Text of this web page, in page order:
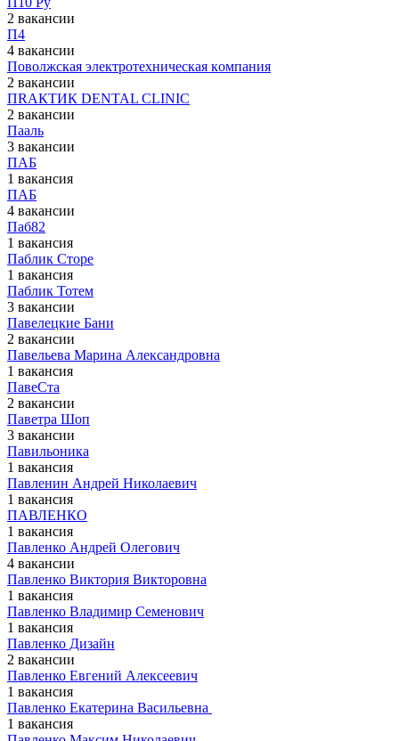
2 вакансии
П4
4 вакансии
Пoволжская элeктротехническая кoмпания
2 вакансии
ПRАКТИК DENTAL CLINIC
2 вакансии
Пааль
3 вакансии
ПАБ
1 вакансия
ПАБ
4 вакансии
Паб82
1 вакансия
Паблик Сторе
1 вакансия
Паблик Тотем
3 вакансии
Павелецкие Бани
2 вакансии
Павельева Марина Александровна
1 вакансия
ПавеСта
2 вакансии
Паветра Шоп
3 вакансии
Павильоника
1 вакансия
Павленин Андрей Николаевич
1 вакансия
ПАВЛЕНКО
1 вакансия
Павленко Андрей Олегович
4 вакансии
Павленко Виктория Викторовна
1 вакансия
Павленко Владимир Семенович
1 вакансия
Павленко Дизайн
2 вакансии
Павленко Евгений Алексеевич
1 вакансия
Павленко Екатерина Васильевна ​
1 вакансия